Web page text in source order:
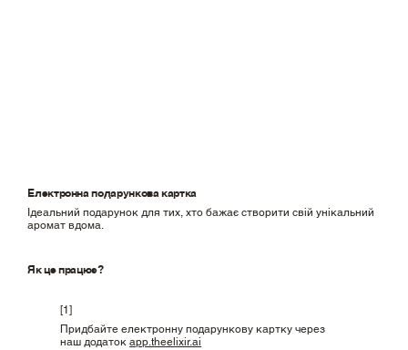
Електронна подарункова картка
Ідеальний подарунок для тих, хто бажає створити свій унікальний
аромат вдома.
Як це працює?
[1]
Придбайте електронну подарункову картку через
наш додатокapp.theelixir.ai